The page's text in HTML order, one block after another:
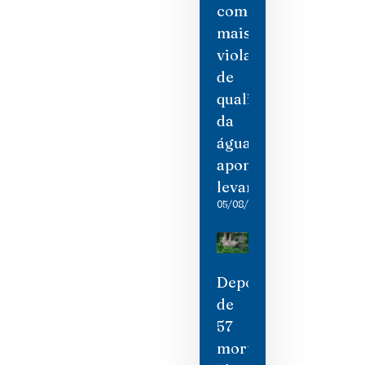
com
mais
violações
de
qualidade
da
água,
aponta
levantamento
05/08/2026
Depois
de
57
mortes,